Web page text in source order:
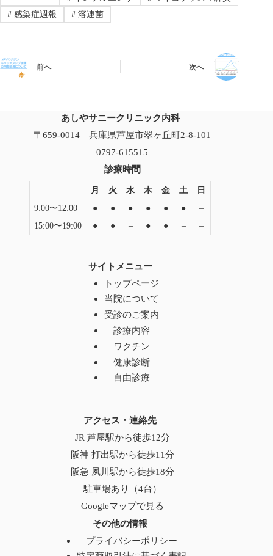
#感染症週報 #溶連菌
前へ 次へ
あしやサニークリニック内科
〒659-0014 兵庫県芦屋市翠ヶ丘町2-8-101
0797-615515
診療時間
月 火 水 木 金 土
日
9:00〜12:00
● ● ● ● ● ●
–
15:00〜19:00
● ● – ● ● – –
サイトメニュー
トップページ
当院について
受診のご案内
診療内容
ワクチン
健康診断
自由診療
アクセス・連絡先
JR 芦屋駅から徒歩12分
阪神 打出駅から徒歩11分
阪急 夙川駅から徒歩18分
駐車場あり（4台）
Googleマップで見る
その他の情報
プライバシーポリシー